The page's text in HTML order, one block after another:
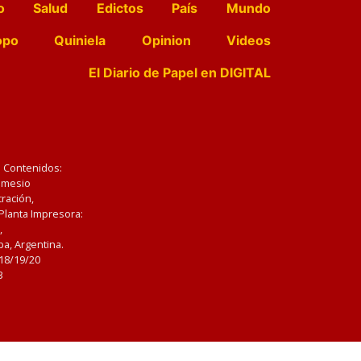
Salud Edictos País
Mundo
Quiniela Opinion
Videos
El Diario de Papel en DIGITAL
Impresora:
Argentina.
19/20